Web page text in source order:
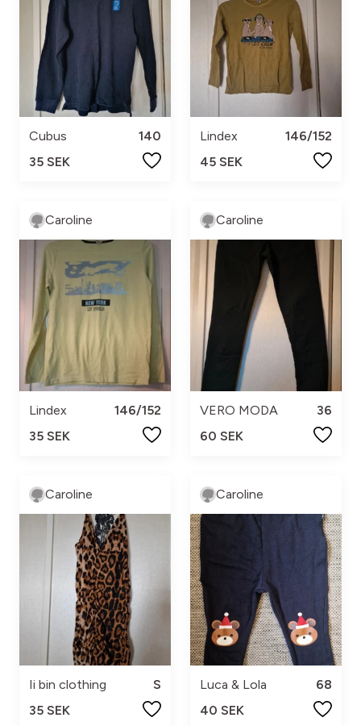
Cubus
140
35 SEK
Lindex
146/152
45 SEK
Caroline
Lindex
146/152
35 SEK
Caroline
VERO MODA
36
60 SEK
Caroline
Ii bin clothing
S
35 SEK
Caroline
Luca & Lola
68
40 SEK